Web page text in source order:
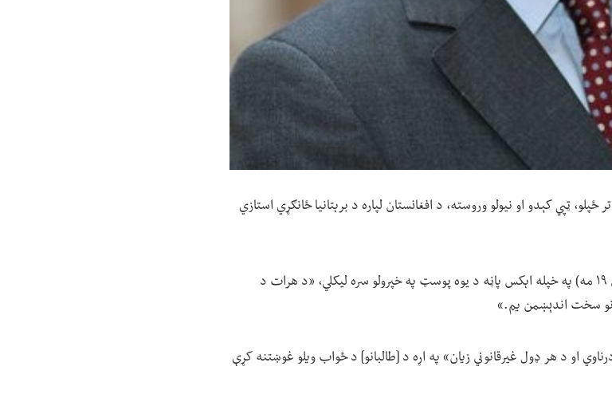
ټپي کېدو او نیولو وروسته، د افغانستان لپاره د برېتانیا ځانګړي استازي
لیندسي نن ماښام (سه شنبې د غبرګولي ۱۹ مه) په خپله اېکس پاڼه د یوه پوسټ په خپرولو سره لیکلي، «د هرات د
سخت اندېښمن یم.»
او د هر ډول غیرقانوني زیان» په اړه د [طالبانو] د ځواب ویلو غوښتنه کړې